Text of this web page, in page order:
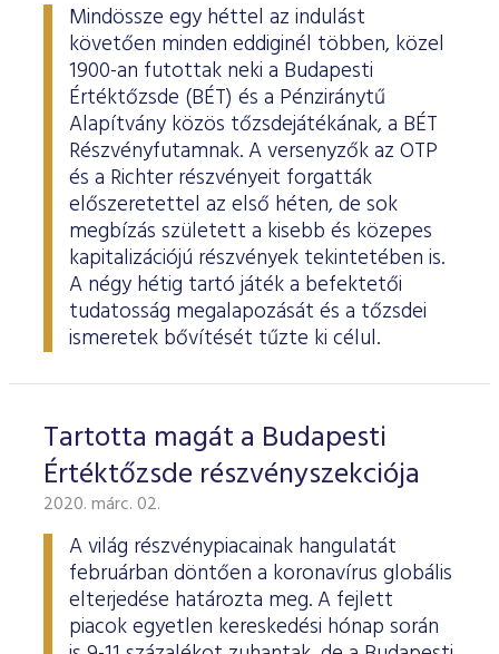
Mindössze egy héttel az indulást
követően minden eddiginél többen, közel
1900-an futottak neki a Budapesti
Értéktőzsde (BÉT) és a Pénziránytű
Alapítvány közös tőzsdejátékának, a BÉT
Részvényfutamnak. A versenyzők az OTP
és a Richter részvényeit forgatták
előszeretettel az első héten, de sok
megbízás született a kisebb és közepes
kapitalizációjú részvények tekintetében is.
A négy hétig tartó játék a befektetői
tudatosság megalapozását és a tőzsdei
ismeretek bővítését tűzte ki célul.
Tartotta magát a Budapesti
Értéktőzsde részvényszekciója
2020. márc. 02.
A világ részvénypiacainak hangulatát
februárban döntően a koronavírus globális
elterjedése határozta meg. A fejlett
piacok egyetlen kereskedési hónap során